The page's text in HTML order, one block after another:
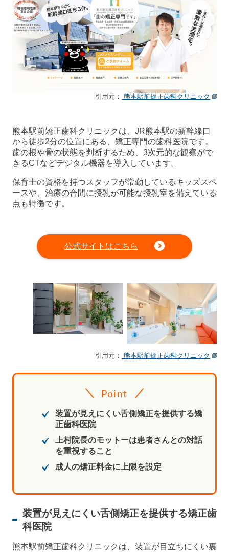
引用元： 熊本駅前矯正歯科クリニック
熊本駅前矯正歯科クリニックは、JR熊本駅の新幹線口
から徒歩2分の位置にある、矯正専門の歯科医院です。
歯の根や骨の状態を判断するため、3次元的な観察がで
きるCTなどデジタル機器を導入しています。
保育士の資格を持つスタッフが常勤しているキッズスペ
ースや、治療の合間に授乳が可能な授乳室を備えている
点も特徴です。
公式サイトはこちら
引用元： 熊本駅前矯正歯科クリニック
Point
装置が見えにくい舌側矯正を提供する矯
正歯科医院
上村院長のモットーは患者さんとの対話
を重視すること
成人の矯正料金に上限を設定
装置が見えにくい舌側矯正を提供する矯正歯
科医院
熊本駅前矯正歯科クリニックは、装置が目立ちにくい裏